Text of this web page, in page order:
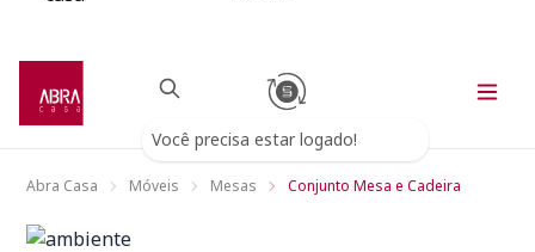
Você precisa estar logado!
Abra Casa Móveis Mesas Conjunto Mesa e Cadeira